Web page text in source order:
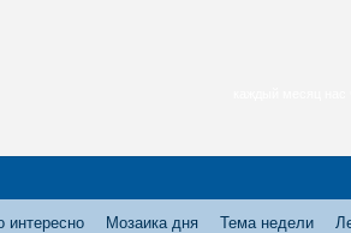
интересно Мозаика дня Тема недели